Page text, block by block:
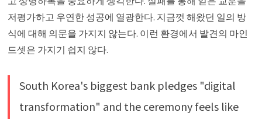
저평가하고 우연한 성공에 열광한다. 지금껏 해왔던 일의 방
식에 대해 의문을 가지지 않는다. 이런 환경에서 발견의 마인
드셋은 가지기 쉽지 않다.
South Korea's biggest bank pledges "digital
transformation" and the ceremony feels like